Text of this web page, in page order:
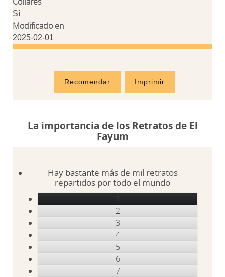
Sí
Modificado en
2025-02-01
Recomendar Imprimir
La importancia de los Retratos de El
Fayum
Hay bastante más de mil retratos
repartidos por todo el mundo
1
2
3
4
5
6
7